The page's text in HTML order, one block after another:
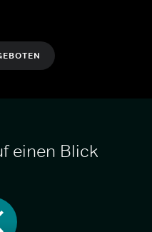
einen Blick